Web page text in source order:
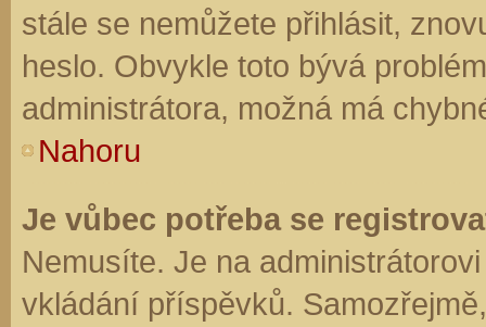
stále se nemůžete přihlásit,
heslo. Obvykle toto bývá
administrátora, možná má
Nahoru
Je vůbec potřeba se
Nemusíte. Je na
vkládání příspěvků.